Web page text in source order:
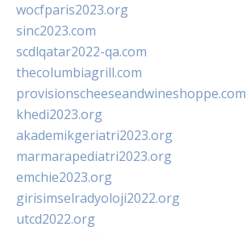
wocfparis2023.org
sinc2023.com
scdlqatar2022-qa.com
thecolumbiagrill.com
provisionscheeseandwineshoppe.com
khedi2023.org
akademikgeriatri2023.org
marmarapediatri2023.org
emchie2023.org
girisimselradyoloji2022.org
utcd2022.org